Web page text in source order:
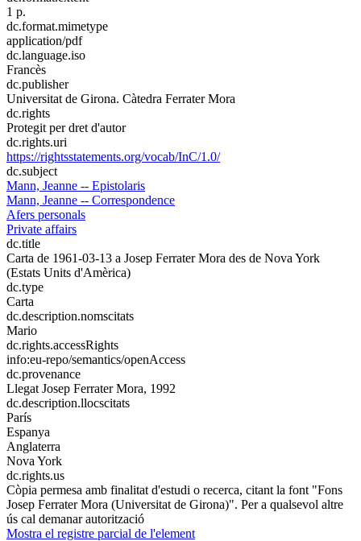
1 p.
dc.format.mimetype
application/pdf
dc.language.iso
Francès
dc.publisher
Universitat de Girona. Càtedra Ferrater Mora
dc.rights
Protegit per dret d'autor
dc.rights.uri
https://rightsstatements.org/vocab/InC/1.0/
dc.subject
Mann, Jeanne -- Epistolaris
Mann, Jeanne -- Correspondence
Afers personals
Private affairs
dc.title
Carta de 1961-03-13 a Josep Ferrater Mora des de Nova York
(Estats Units d'Amèrica)
dc.type
Carta
dc.description.nomscitats
Mario
dc.rights.accessRights
info:eu-repo/semantics/openAccess
dc.provenance
Llegat Josep Ferrater Mora, 1992
dc.description.llocscitats
París
Espanya
Anglaterra
Nova York
dc.rights.us
Còpia permesa amb finalitat d'estudi o recerca, citant la font "Fons
Josep Ferrater Mora (Universitat de Girona)". Per a qualsevol altre
ús cal demanar autorització
Mostra el registre parcial de l'element